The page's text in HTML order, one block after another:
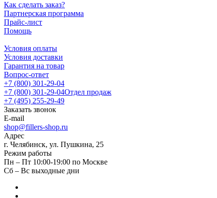
Как сделать заказ?
Партнерская программа
Прайс-лист
Помощь
Условия оплаты
Условия доставки
Гарантия на товар
Вопрос-ответ
+7 (800) 301-29-04
+7 (800) 301-29-04Отдел продаж
+7 (495) 255-29-49
Заказать звонок
E-mail
shop@fillers-shop.ru
Адрес
г. Челябинск, ул. Пушкина, 25
Режим работы
Пн – Пт 10:00-19:00 по Москве
Сб – Вс выходные дни